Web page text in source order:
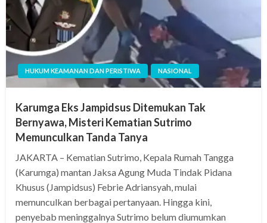
HUKUM KEAMANAN DAN PERISTIWA NASIONAL
Karumga Eks Jampidsus Ditemukan Tak
Bernyawa, Misteri Kematian Sutrimo
Memunculkan Tanda Tanya
JAKARTA – Kematian Sutrimo, Kepala Rumah Tangga
(Karumga) mantan Jaksa Agung Muda Tindak Pidana
Khusus (Jampidsus) Febrie Adriansyah, mulai
memunculkan berbagai pertanyaan. Hingga kini,
penyebab meninggalnya Sutrimo belum diumumkan